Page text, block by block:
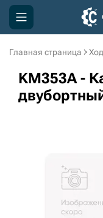
Главная страница
KM353A -
Компания
Акции
3D тур по
3D тур по складам